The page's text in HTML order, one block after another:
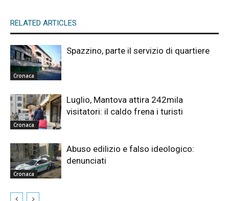
RELATED ARTICLES
Cronaca
Spazzino, parte il servizio di quartiere
Cronaca
Luglio, Mantova attira 242mila
visitatori: il caldo frena i turisti
Cronaca
Abuso edilizio e falso ideologico:
denunciati